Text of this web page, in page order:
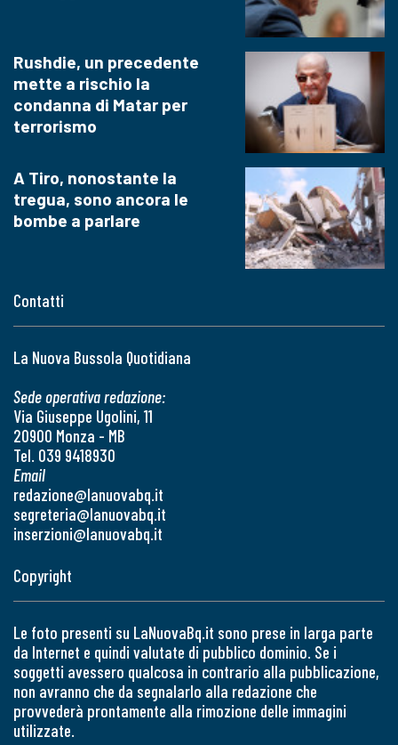
Contatti
La Nuova Bussola Quotidiana
Sede operativa redazione:
Via Giuseppe Ugolini, 11
20900 Monza - MB
Tel. 039 9418930
Email
redazione@lanuovabq.it
segreteria@lanuovabq.it
inserzioni@lanuovabq.it
Rushdie, un precedente
mette a rischio la
condanna di Matar per
terrorismo
A Tiro, nonostante la
tregua, sono ancora le
bombe a parlare
Copyright
Le foto presenti su LaNuovaBq.it sono prese in larga parte
da Internet e quindi valutate di pubblico dominio. Se i
soggetti avessero qualcosa in contrario alla pubblicazione,
non avranno che da segnalarlo alla redazione che
provvederà prontamente alla rimozione delle immagini
utilizzate.